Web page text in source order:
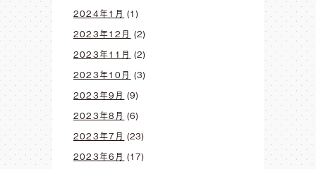
2024年1月 (1)
2023年12月 (2)
2023年11月 (2)
2023年10月 (3)
2023年9月 (9)
2023年8月 (6)
2023年7月 (23)
2023年6月 (17)